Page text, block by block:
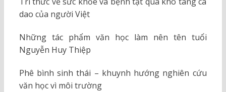
dao của người Việt
Những tác phẩm văn học làm nên tên tuổi
Nguyễn Huy Thiệp
Phê bình sinh thái – khuynh hướng nghiên cứu
văn học vì môi trường